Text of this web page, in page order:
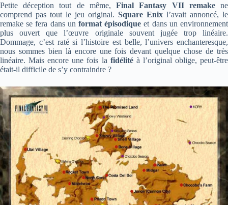
Petite déception tout de même, Final Fantasy VII remakene
comprend pas tout le jeu original. Square Enix l’avait annoncé, le
remake se fera dans un format épisodique et dans un environnement
plus ouvert que l’œuvre originale souvent jugée trop linéaire.
Dommage, c’est raté si l’histoire est belle, l’univers enchanteresque,
nous sommes bien là encore une fois devant quelque chose de très
linéaire. Mais encore une fois la fidélitéà l’original oblige, peut-être
était-il difficile de s’y contraindre ?